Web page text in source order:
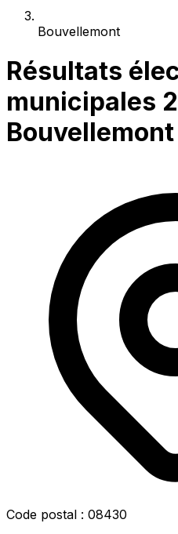
Bouvellemont
Résultats
municipales
Bouvellemont
Code postal : 08430